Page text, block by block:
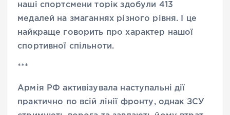
наші спортсмени торік здобули 413
медалей на змаганнях різного рівня. І це
найкраще говорить про характер нашої
спортивної спільноти.
***
Армія РФ активізувала наступальні дії
практично по всій лінії фронту, однак ЗСУ